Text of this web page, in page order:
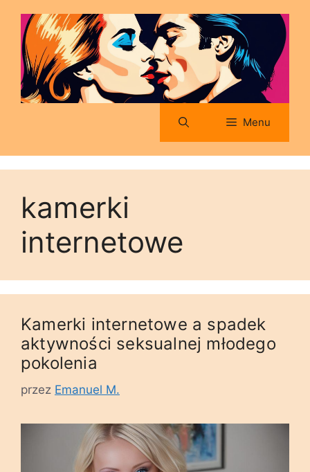
treści
Menu
kamerki
internetowe
Kamerki internetowe a spadek
aktywności seksualnej młodego
pokolenia
przez Emanuel M.